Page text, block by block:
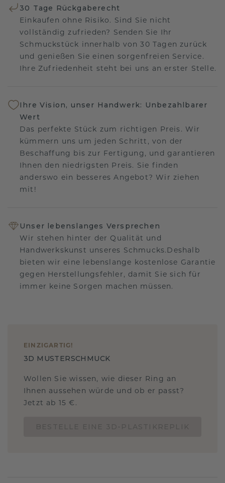
30 Tage Rückgaberecht
Einkaufen ohne Risiko. Sind Sie nicht
vollständig zufrieden? Senden Sie Ihr
Schmuckstück innerhalb von 30 Tagen zurück
und genießen Sie einen sorgenfreien Service.
Ihre Zufriedenheit steht bei uns an erster Stelle.
Ihre Vision, unser Handwerk: Unbezahlbarer
Wert
Das perfekte Stück zum richtigen Preis. Wir
kümmern uns um jeden Schritt, von der
Beschaffung bis zur Fertigung, und garantieren
Ihnen den niedrigsten Preis. Sie finden
anderswo ein besseres Angebot? Wir ziehen
mit!
Unser lebenslanges Versprechen
Wir stehen hinter der Qualität und
Handwerkskunst unseres Schmucks.Deshalb
bieten wir eine lebenslange kostenlose Garantie
gegen Herstellungsfehler, damit Sie sich für
immer keine Sorgen machen müssen.
EINZIGARTIG !
3D MUSTERSCHMUCK
Wollen Sie wissen, wie dieser Ring an
Ihnen aussehen würde und ob er passt?
Jetzt ab 15 €.